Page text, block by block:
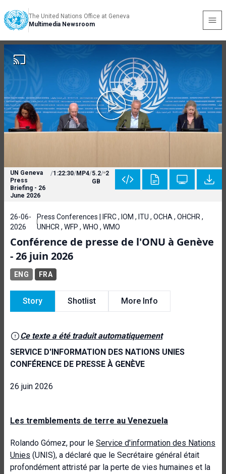
The United Nations Office at Geneva
Multimedia Newsroom
UN Geneva
Press
Briefing - 26
June 2026
/1:22:30/MP4/5.2
GB
/ 2
26-06-
2026
Press Conferences | IFRC , IOM , ITU , OCHA , OHCHR ,
UNHCR , WFP , WHO , WMO
Conférence de presse de l'ONU à Genève
- 26 juin 2026
ENG FRA
Story Shotlist More Info
Ce texte a été traduit automatiquement
SERVICE D'INFORMATION DES NATIONS UNIES
CONFÉRENCE DE PRESSE À GENÈVE
26 juin 2026
Les tremblements de terre au Venezuela
Rolando Gómez, pour le Service d'information des Nations
Unies (UNIS), a déclaré que le Secrétaire général était
profondément attristé par la perte de vies humaines et la